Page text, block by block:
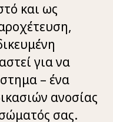
και ως
για να
– ένα
ανοσίας
σας.